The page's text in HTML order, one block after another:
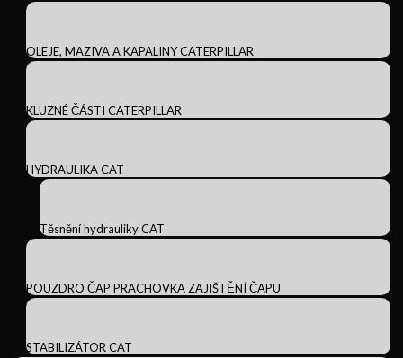
OLEJE, MAZIVA A KAPALINY CATERPILLAR
KLUZNÉ ČÁSTI CATERPILLAR
HYDRAULIKA CAT
Těsnění hydrauliky CAT
POUZDRO ČAP PRACHOVKA ZAJIŠTĚNÍ ČAPU
STABILIZÁTOR CAT